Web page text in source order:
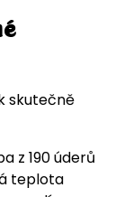
skutečně
z 190 úderů
teplota